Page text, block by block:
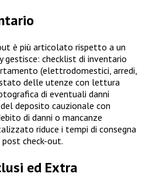
è più articolato rispetto a un
gestisce: checklist di inventario
(elettrodomestici, arredi,
delle utenze con lettura
di eventuali danni
deposito cauzionale con
di danni o mancanze
riduce i tempi di consegna
check-out.
ed Extra